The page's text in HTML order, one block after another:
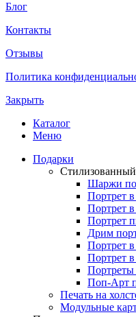
Блог
Контакты
Отзывы
Политика
Закрыть
Каталог
Меню
Подарки
Шаржи
Портрет в
Портрет
Портрет
Дрим
Портрет
Портрет
Портреты
Поп-Арт
Печать на
Модульные